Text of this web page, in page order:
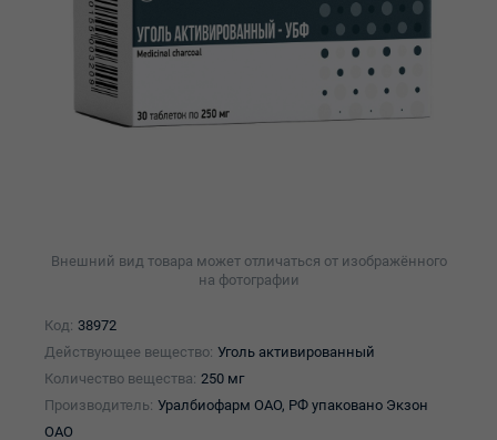
Внешний вид товара может отличаться от изображённого
на фотографии
Код: 38972
Действующее вещество: Уголь активированный
Количество вещества: 250 мг
Производитель: Уралбиофарм ОАО, РФ упаковано Экзон
ОАО